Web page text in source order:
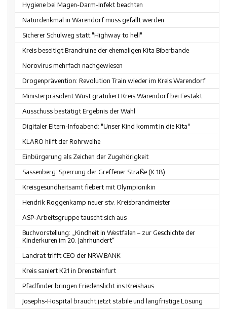
Hygiene bei Magen-Darm-Infekt beachten
Naturdenkmal in Warendorf muss gefällt werden
Sicherer Schulweg statt "Highway to hell"
Kreis beseitigt Brandruine der ehemaligen Kita Biberbande
Norovirus mehrfach nachgewiesen
Drogenprävention: Revolution Train wieder im Kreis Warendorf
Ministerpräsident Wüst gratuliert Kreis Warendorf bei Festakt
Ausschuss bestätigt Ergebnis der Wahl
Digitaler Eltern-Infoabend: "Unser Kind kommt in die Kita"
KLARO hilft der Rohrweihe
Einbürgerung als Zeichen der Zugehörigkeit
Sassenberg: Sperrung der Greffener Straße (K 18)
Kreisgesundheitsamt fiebert mit Olympionikin
Hendrik Roggenkamp neuer stv. Kreisbrandmeister
ASP-Arbeitsgruppe tauscht sich aus
Buchvorstellung: „Kindheit in Westfalen – zur Geschichte der
Kinderkuren im 20. Jahrhundert“
Landrat trifft CEO der NRW.BANK
Kreis saniert K21 in Drensteinfurt
Pfadfinder bringen Friedenslicht ins Kreishaus
Josephs-Hospital braucht jetzt stabile und langfristige Lösung